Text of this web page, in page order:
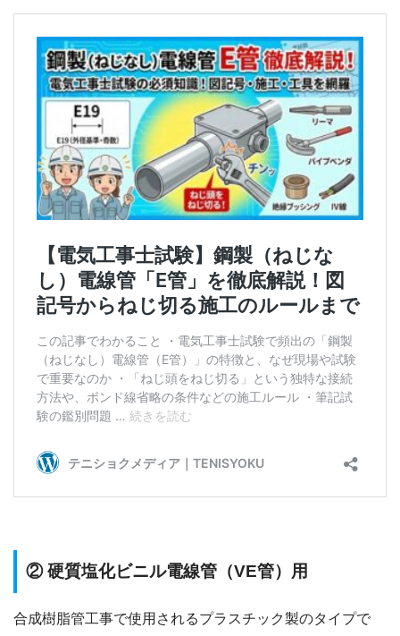
② 硬質塩化ビニル電線管（VE管）用
合成樹脂管工事で使用されるプラスチック製のタイプで